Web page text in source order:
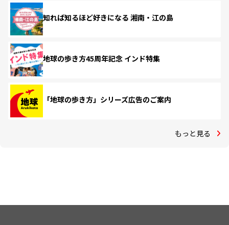
知れば知るほど好きになる 湘南・江の島
地球の歩き方45周年記念 インド特集
「地球の歩き方」シリーズ広告のご案内
もっと見る